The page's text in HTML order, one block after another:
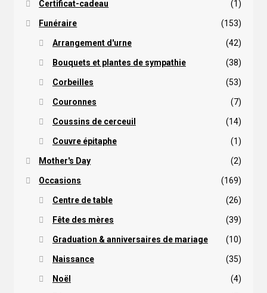
Certificat-cadeau (1)
Funéraire (153)
Arrangement d'urne (42)
Bouquets et plantes de sympathie (38)
Corbeilles (53)
Couronnes (7)
Coussins de cerceuil (14)
Couvre épitaphe (1)
Mother's Day (2)
Occasions (169)
Centre de table (26)
Fête des mères (39)
Graduation & anniversaires de mariage (10)
Naissance (35)
Noël (4)